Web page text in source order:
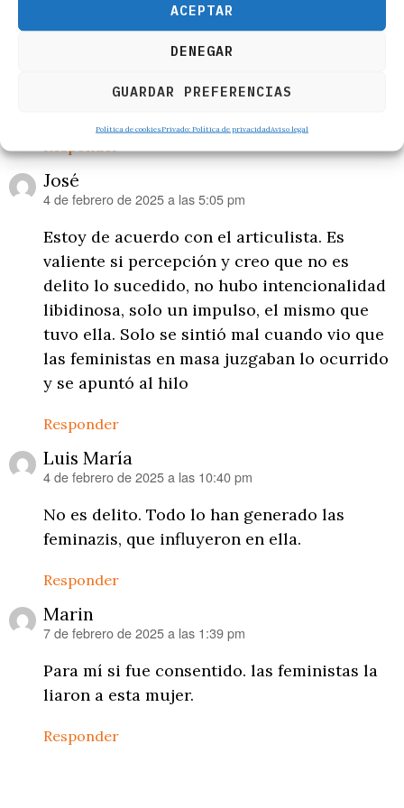
ACEPTAR
DENEGAR
GUARDAR PREFERENCIAS
Política de cookiesPrivado: Política de privacidadAviso legal
4 de febrero de 2025 a las 4:57 pm
Fue consentido y a ella no le importó. Dijo
José
dice:
4 de febrero de 2025 a las 5:05 pm
Estoy de acuerdo con el articulista. Es
valiente si percepción y creo que no es
delito lo sucedido, no hubo intencionalidad
libidinosa, solo un impulso, el mismo que
tuvo ella. Solo se sintió mal cuando vio que
las feministas en masa juzgaban lo ocurrido
y se apuntó al hilo
Responder
Luis María
dice:
4 de febrero de 2025 a las 10:40 pm
No es delito. Todo lo han generado las
feminazis, que influyeron en ella.
Responder
Marin
dice:
7 de febrero de 2025 a las 1:39 pm
Para mí si fue consentido. las feministas la
liaron a esta mujer.
Responder